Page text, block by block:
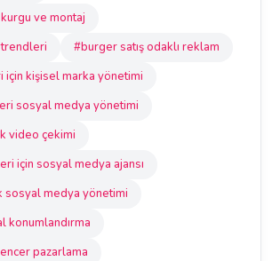
ve montaj
#burger satış odaklı reklam
kişisel marka yönetimi
sosyal medya yönetimi
video çekimi
için sosyal medya ajansı
sosyal medya yönetimi
konumlandırma
pazarlama